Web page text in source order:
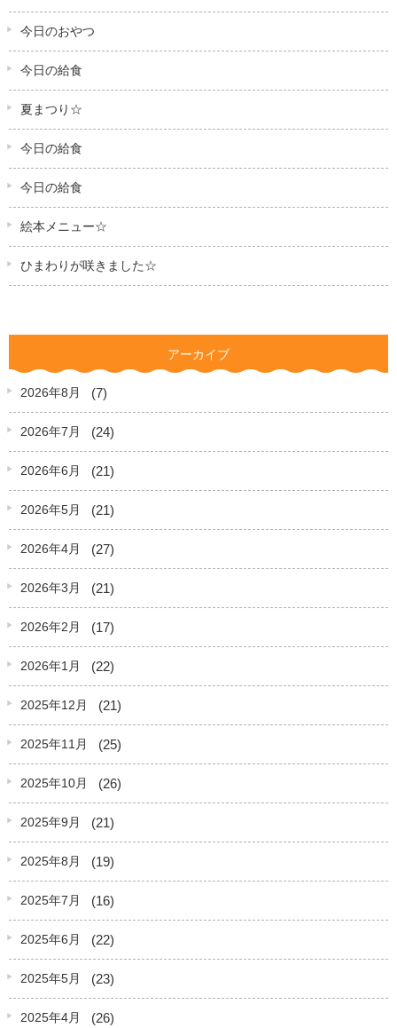
今日のおやつ
今日の給食
夏まつり☆
今日の給食
今日の給食
絵本メニュー☆
ひまわりが咲きました☆
アーカイブ
2026年8月 (7)
2026年7月 (24)
2026年6月 (21)
2026年5月 (21)
2026年4月 (27)
2026年3月 (21)
2026年2月 (17)
2026年1月 (22)
2025年12月 (21)
2025年11月 (25)
2025年10月 (26)
2025年9月 (21)
2025年8月 (19)
2025年7月 (16)
2025年6月 (22)
2025年5月 (23)
2025年4月 (26)